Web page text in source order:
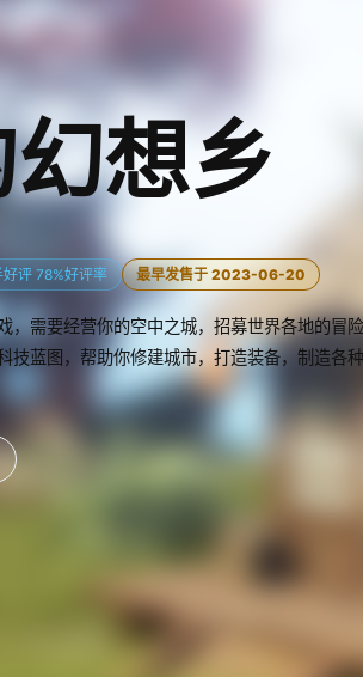
想乡
好评 78%好评率 最早发售于 2023-06-20
，需要经营你的空中之城，招募世界各地的冒
技蓝图，帮助你修建城市，打造装备，制造各